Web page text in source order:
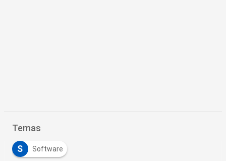
Temas
S Software